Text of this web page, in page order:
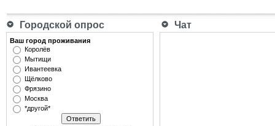
Городской опрос Чат
Ваш город проживания
Королёв
Мытищи
Ивантеевка
Щёлково
Фрязино
Москва
*другой*